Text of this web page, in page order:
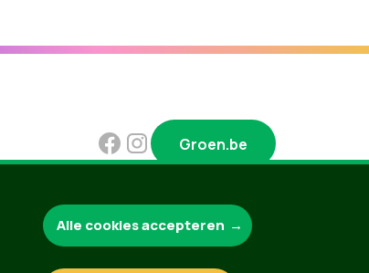
Groen.be
ContactPrivacybeleid
Alle cookies accepteren